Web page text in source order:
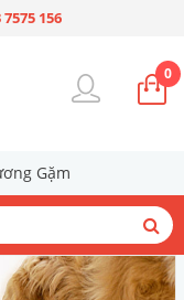
7575 156
0
Gặm